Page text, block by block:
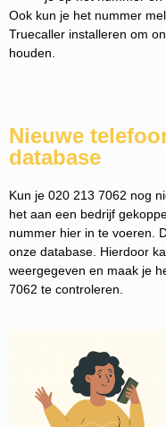
Ook kun je het nummer
Truecaller installeren om
houden.
Nieuwe
database
Kun je 020 213 7062 nog
het aan een bedrijf
nummer hier in te voeren.
onze database. Hierdoor
weergegeven en maak je
7062 te controleren.